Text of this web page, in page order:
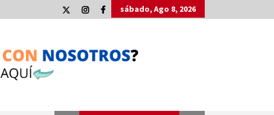
sábado, Ago 8, 2026